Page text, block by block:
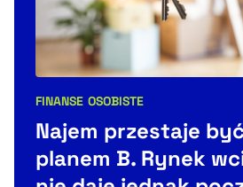
Kategorie artykułu:
FINANSE OSOBISTE
Najem przestaje być
planem B. Rynek